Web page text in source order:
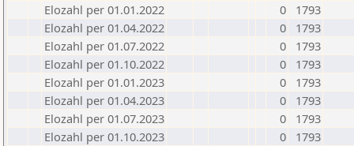
Elozahl per 01.01.2022
0
1793
Elozahl per 01.04.2022
0
1793
Elozahl per 01.07.2022
0
1793
Elozahl per 01.10.2022
0
1793
Elozahl per 01.01.2023
0
1793
Elozahl per 01.04.2023
0
1793
Elozahl per 01.07.2023
0
1793
Elozahl per 01.10.2023
0
1793